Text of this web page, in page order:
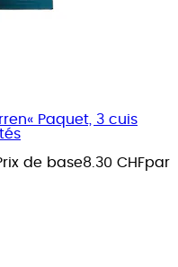
Paquet, 3 cuis
de base8.30 CHFpar